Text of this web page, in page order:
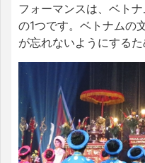
フォーマンスは、ベト
の1つです。ベトナムの
が忘れないようにするた